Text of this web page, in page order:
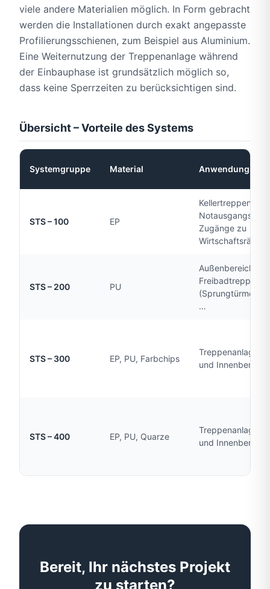
viele andere Materialien möglich. In Form gebracht
werden die Installationen durch exakt angepasste
Profilierungsschienen, zum Beispiel aus Aluminium.
Eine Weiternutzung der Treppenanlage während
der Einbauphase ist grundsätzlich möglich so,
dass keine Sperrzeiten zu berücksichtigen sind.
Übersicht – Vorteile des Systems
Systemgruppe Material
STS – 100 EP
Kellertreppen,
Zugänge zu
STS – 200 PU
Außenbereiche,
Freibadtreppen
(Sprungtürme &
…
STS – 300 EP, PU, Farbchips
Treppenanlagen
und
STS – 400 EP, PU, Quarze
Treppenanlagen
und
Bereit, Ihr nächstes Projekt
zu starten?